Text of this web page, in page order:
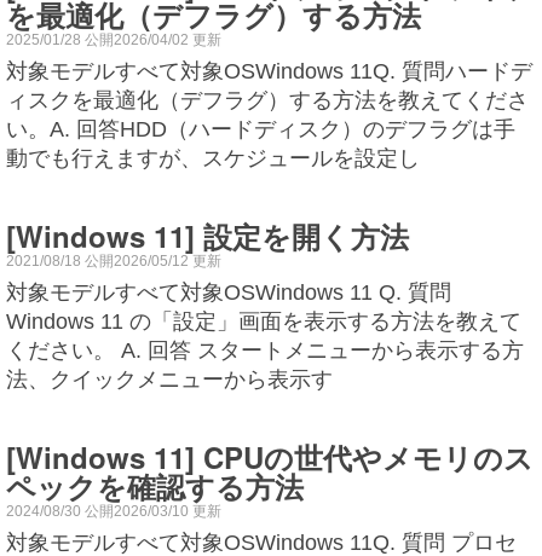
を最適化（デフラグ）する方法
2025/01/28 公開2026/04/02 更新
対象モデルすべて対象OSWindows 11Q. 質問ハードデ
ィスクを最適化（デフラグ）する方法を教えてくださ
い。A. 回答HDD（ハードディスク）のデフラグは手
動でも行えますが、スケジュールを設定し
[Windows 11] 設定を開く方法
2021/08/18 公開2026/05/12 更新
対象モデルすべて対象OSWindows 11 Q. 質問
Windows 11 の「設定」画面を表示する方法を教えて
ください。 A. 回答 スタートメニューから表示する方
法、クイックメニューから表示す
[Windows 11] CPUの世代やメモリのス
ペックを確認する方法
2024/08/30 公開2026/03/10 更新
対象モデルすべて対象OSWindows 11Q. 質問 プロセ